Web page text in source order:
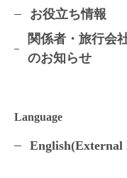
お役立ち情報
関係者・旅行会
のお知らせ
Language